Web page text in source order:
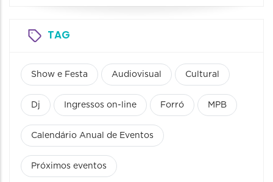
TAG
Show e Festa Audiovisual Cultural
Dj Ingressos on-line Forró MPB
Calendário Anual de Eventos
Próximos eventos